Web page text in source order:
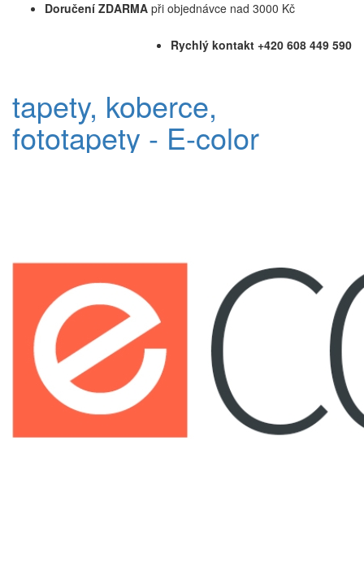
Doručení ZDARMA při objednávce nad 3000 Kč
Rychlý kontakt +420 608 449 590
tapety, koberce,
fototapety - E-color